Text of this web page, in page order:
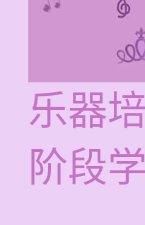
乐器
阶段